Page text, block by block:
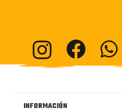
INFORMACIÓN